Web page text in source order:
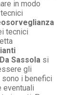
in modo
tecnici
Sassola si
gli
i benefici
eventuali